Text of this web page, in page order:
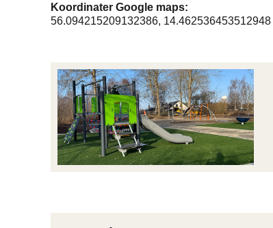
Koordinater Google maps:
56.094215209132386, 14.462536453512948